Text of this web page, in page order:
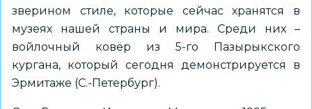
зверином стиле, которые сейчас хранятся в
музеях нашей страны и мира. Среди них –
войлочный ковёр из 5-го Пазырыкского
кургана, который сегодня демонстрируется в
Эрмитаже (С.-Петербург).